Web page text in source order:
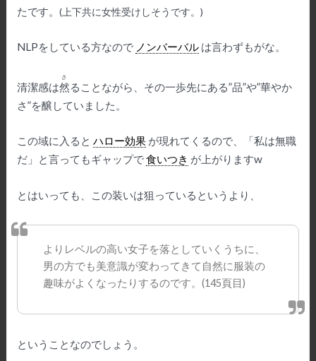
たです。 (上下共に女性受けしそうです。)
NLPをしている方なので ノンバーバルは言わずもがな。
清潔感は然
さ
ることながら、その一歩先にある”品”や”華やか
さ”を醸していました。
この域に入ると ハロー効果が現れてくるので、「私は無職
だ」と言ってもギャップで食いつき が上がりますw
とはいっても、この装いは狙っているというより、
よりレベルの高い女子を落としていくうちに、
男の方でも美意識が変わってきて自然に服装の
趣味がよくなったりするのです。(145頁目)
ということなのでしょう。